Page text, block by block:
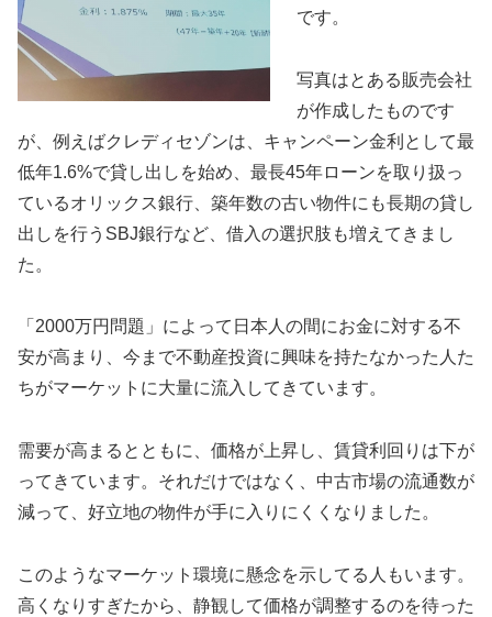
です。
写真はとある販売会社
が作成したものです
が、例えばクレディセゾンは、キャンペーン金利として最
低年1.6%で貸し出しを始め、最長45年ローンを取り扱っ
ているオリックス銀行、築年数の古い物件にも長期の貸し
出しを行うSBJ銀行など、借入の選択肢も増えてきまし
た。
「2000万円問題」によって日本人の間にお金に対する不
安が高まり、今まで不動産投資に興味を持たなかった人た
ちがマーケットに大量に流入してきています。
需要が高まるとともに、価格が上昇し、賃貸利回りは下が
ってきています。それだけではなく、中古市場の流通数が
減って、好立地の物件が手に入りにくくなりました。
このようなマーケット環境に懸念を示してる人もいます。
高くなりすぎたから、静観して価格が調整するのを待った